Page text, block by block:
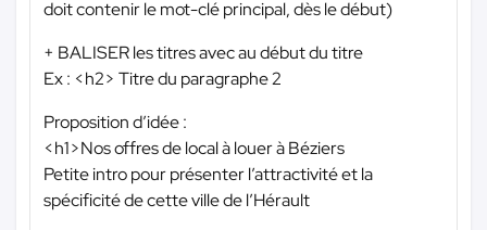
doit contenir le mot-clé principal, dès le début)
+ BALISER les titres avec au début du titre
Ex : <h2> Titre du paragraphe 2
Proposition d’idée :
<h1>Nos offres de local à louer à Béziers
Petite intro pour présenter l’attractivité et la
spécificité de cette ville de l’Hérault